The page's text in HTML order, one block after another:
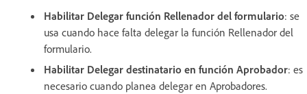
Habilitar Delegar función Rellenador del formulario: se
usa cuando hace falta delegar la función Rellenador del
formulario.
Habilitar Delegar destinatario en función Aprobador: es
necesario cuando planea delegar en Aprobadores.